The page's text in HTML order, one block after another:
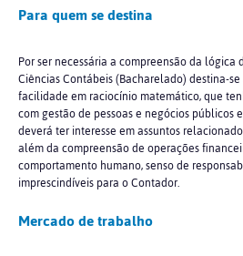
Para quem se destina
Por ser necessária a compreensão da
Ciências Contábeis (Bacharelado) destina-
facilidade em raciocínio matemático, que
com gestão de pessoas e negócios públicos
deverá ter interesse em assuntos
além da compreensão de operações
comportamento humano, senso de
imprescindíveis para o Contador.
Mercado de trabalho